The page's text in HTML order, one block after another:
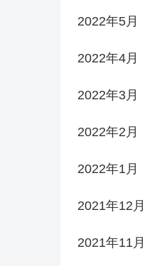
2022年5月
2022年4月
2022年3月
2022年2月
2022年1月
2021年12月
2021年11月